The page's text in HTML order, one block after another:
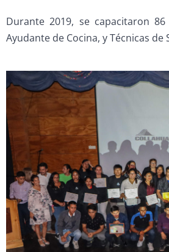
Durante 2019, se capacitaron
Ayudante de Cocina, y Técnicas